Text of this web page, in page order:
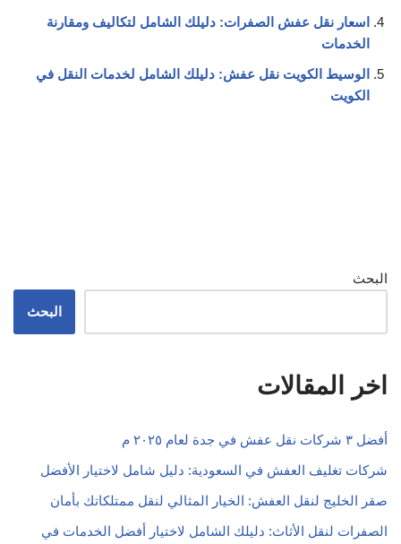
اسعار نقل عفش الصفرات: دليلك الشامل لتكاليف ومقارنة
الخدمات
الوسيط الكويت نقل عفش: دليلك الشامل لخدمات النقل في
الكويت
البحث
البحث
اخر المقالات
أفضل ٣ شركات نقل عفش في جدة لعام ٢٠٢٥ م
شركات تغليف العفش في السعودية: دليل شامل لاختيار الأفضل
صقر الخليج لنقل العفش: الخيار المثالي لنقل ممتلكاتك بأمان
الصفرات لنقل الأثاث: دليلك الشامل لاختيار أفضل الخدمات في